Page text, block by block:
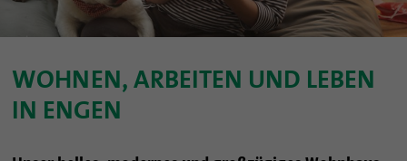
WOHNEN, ARBEITEN UND LEBEN
IN ENGEN